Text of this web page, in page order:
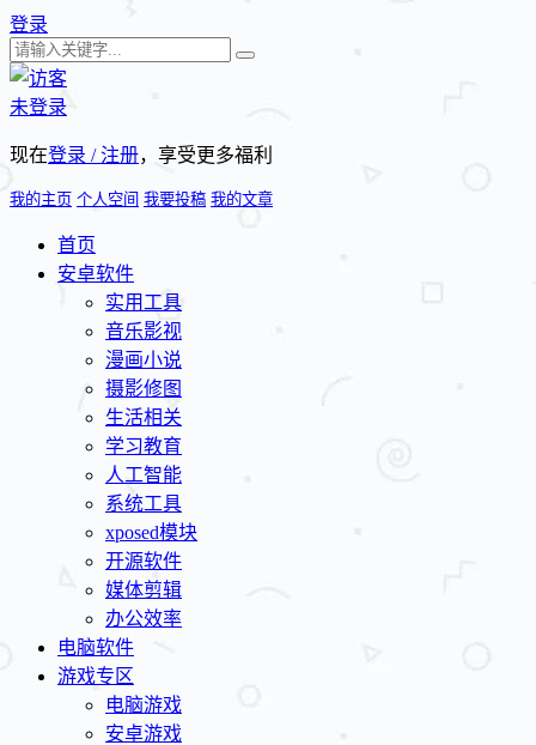
登录
未登录
现在登录 / 注册，享受更多福利
我的主页 个人空间 我要投稿 我的文章
首页
安卓软件
实用工具
音乐影视
漫画小说
摄影修图
生活相关
学习教育
人工智能
系统工具
xposed模块
开源软件
媒体剪辑
办公效率
电脑软件
游戏专区
电脑游戏
安卓游戏